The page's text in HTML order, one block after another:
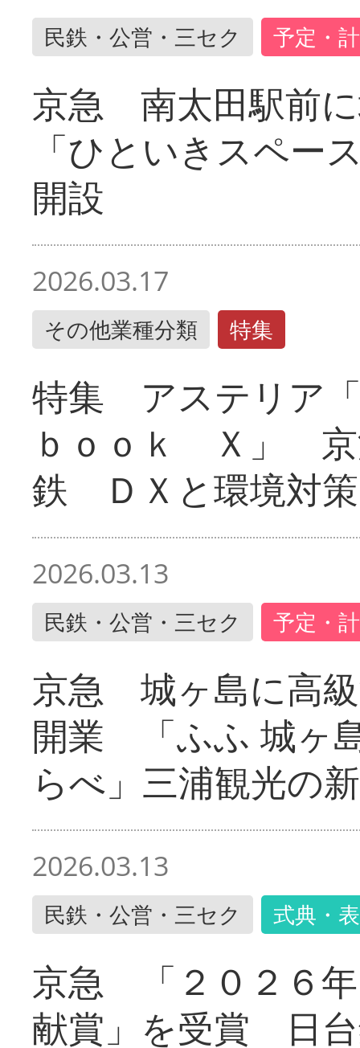
民鉄・公営・三セク 予定・
京急 南太田駅前
「ひといきスペー
開設
2026.03.17
その他業種分類 特集
特集 アステリア
ｂｏｏｋ Ｘ」 京
鉄 ＤＸと環境対策
2026.03.13
民鉄・公営・三セク 予定・
京急 城ヶ島に高
開業 「ふふ 城ヶ
らべ」三浦観光の
2026.03.13
民鉄・公営・三セク 式典・
京急 「２０２６
献賞」を受賞 日